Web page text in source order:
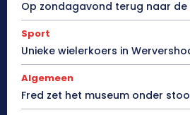
Op zondagavond terug naar de
Sport
Unieke wielerkoers in
Algemeen
Fred zet het museum onder